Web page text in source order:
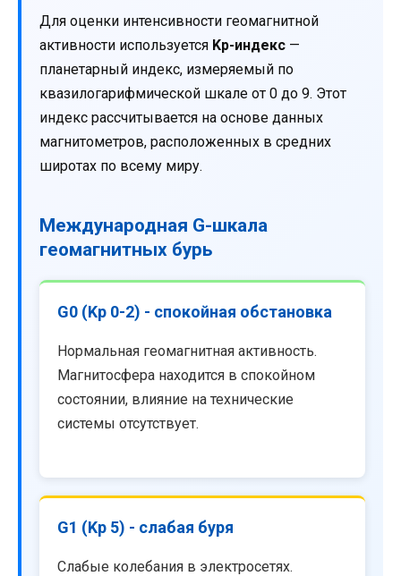
Для оценки интенсивности геомагнитной
активности используется Kp-индекс —
планетарный индекс, измеряемый по
квазилогарифмической шкале от 0 до 9. Этот
индекс рассчитывается на основе данных
магнитометров, расположенных в средних
широтах по всему миру.
Международная G-шкала
геомагнитных бурь
G0 (Kp 0-2) - спокойная обстановка
Нормальная геомагнитная активность.
Магнитосфера находится в спокойном
состоянии, влияние на технические
системы отсутствует.
G1 (Kp 5) - слабая буря
Слабые колебания в электросетях.